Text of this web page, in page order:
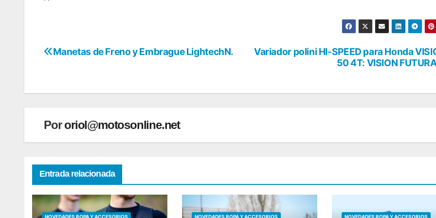
Navegación
entradas
Variador polini HI-SPEED para Honda
50 4T: VISION
Manetas de Freno y Embrague LightechN.
Pororiol@motosonline.net
Entrada relacionada
NOVEDADES ROPA Y ACCESORIOS NOVEDADES ROPA Y ACCESORIOS NOVEDADES ROPA Y ACCESORIOS